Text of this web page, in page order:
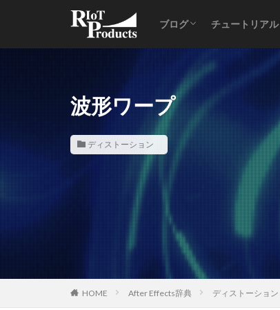
ブログ
ノレッジ
アプリケーション
チュートリアル
After Effects
Photoshop
Lightroom
波形ワープ
ディストーション
HOME After Effects辞典 ディストーション